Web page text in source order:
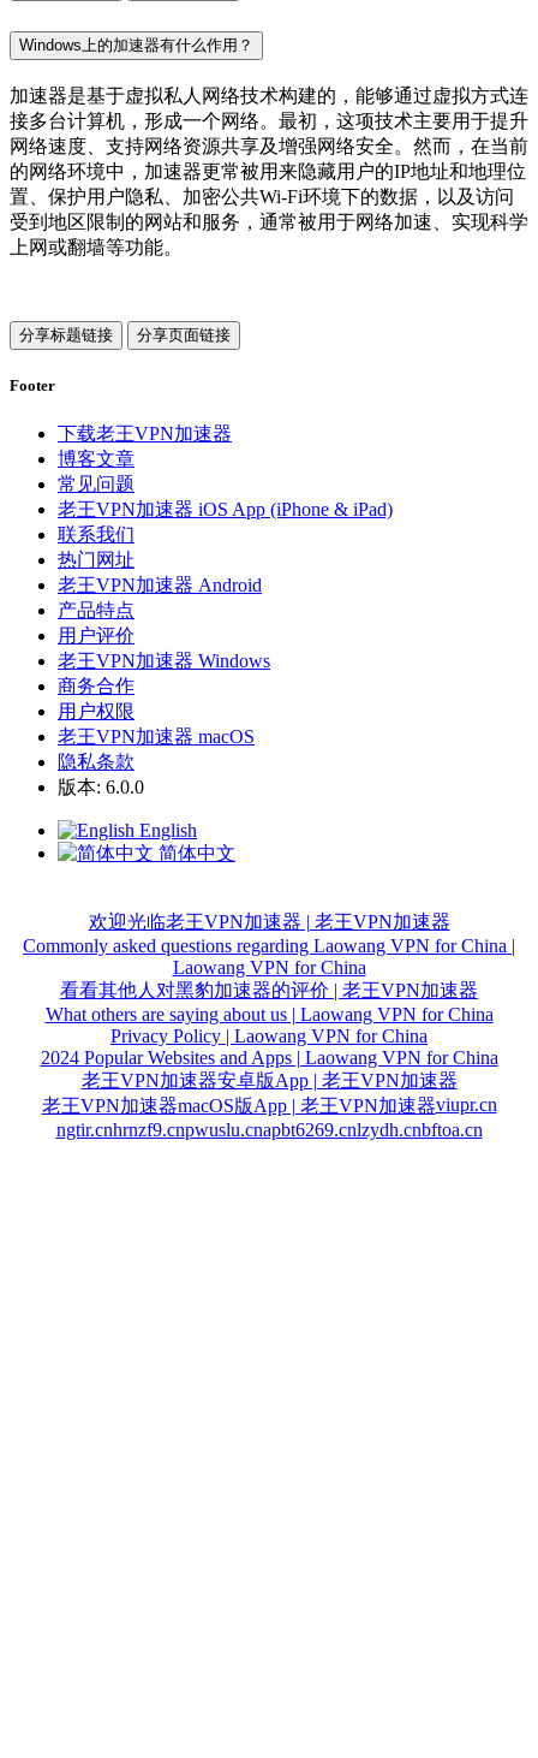
Windows上的加速器有什么作用？
加速器是基于虚拟私人网络技术构建的，能够通过虚拟方式连
接多台计算机，形成一个网络。最初，这项技术主要用于提升
网络速度、支持网络资源共享及增强网络安全。然而，在当前
的网络环境中，加速器更常被用来隐藏用户的IP地址和地理位
置、保护用户隐私、加密公共Wi-Fi环境下的数据，以及访问
受到地区限制的网站和服务，通常被用于网络加速、实现科学
上网或翻墙等功能。
分享标题链接 分享页面链接
Footer
下载老王VPN加速器
博客文章
常见问题
老王VPN加速器 iOS App (iPhone & iPad)
联系我们
热门网址
老王VPN加速器 Android
产品特点
用户评价
老王VPN加速器 Windows
商务合作
用户权限
老王VPN加速器 macOS
隐私条款
版本: 6.0.0
English
简体中文
欢迎光临老王VPN加速器 | 老王VPN加速器
Commonly asked questions regarding Laowang VPN for China |
Laowang VPN for China
看看其他人对黑豹加速器的评价 | 老王VPN加速器
What others are saying about us | Laowang VPN for China
Privacy Policy | Laowang VPN for China
2024 Popular Websites and Apps | Laowang VPN for China
老王VPN加速器安卓版App | 老王VPN加速器
老王VPN加速器macOS版App | 老王VPN加速器viupr.cn
ngtir.cnhrnzf9.cnpwuslu.cnapbt6269.cnlzydh.cnbftoa.cn